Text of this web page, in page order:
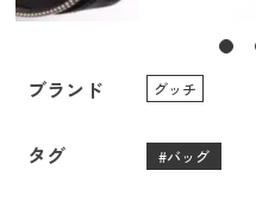
ブランド グッチ
タグ バッグ